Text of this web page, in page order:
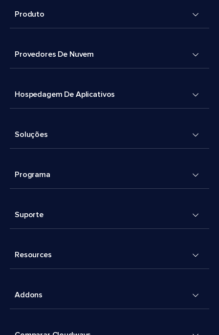
Produto
Provedores De Nuvem
Hospedagem De Aplicativos
Soluções
Programa
Suporte
Resources
Addons